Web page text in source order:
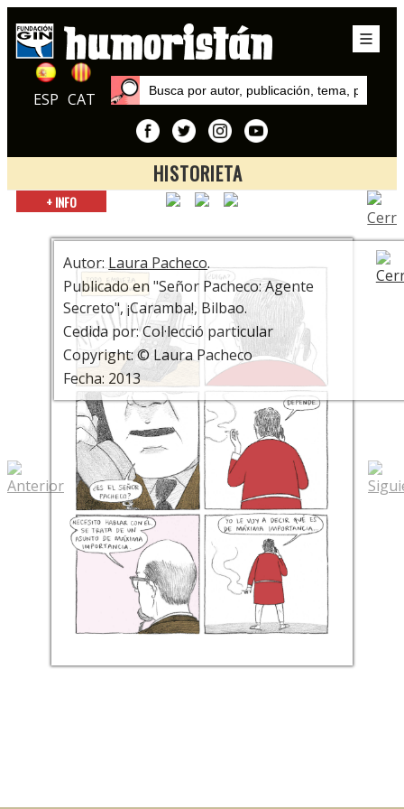
ESP CAT
HISTORIETA
Inicio
Laura Pacheco
+ INFO
Autor: Laura Pacheco.
Publicado en "Señor Pacheco: Agente
Secreto", ¡Caramba!, Bilbao.
Cedida por: Col·lecció particular
Copyright: © Laura Pacheco
Fecha: 2013